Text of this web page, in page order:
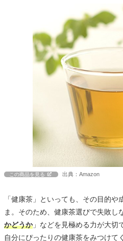
この商品を見る 出典：Amazon
「健康茶」といっても、その目的
ま。そのため、健康茶選びで失敗し
かどうか」などを見極める力が大切
自分にぴったりの健康茶をみつけて